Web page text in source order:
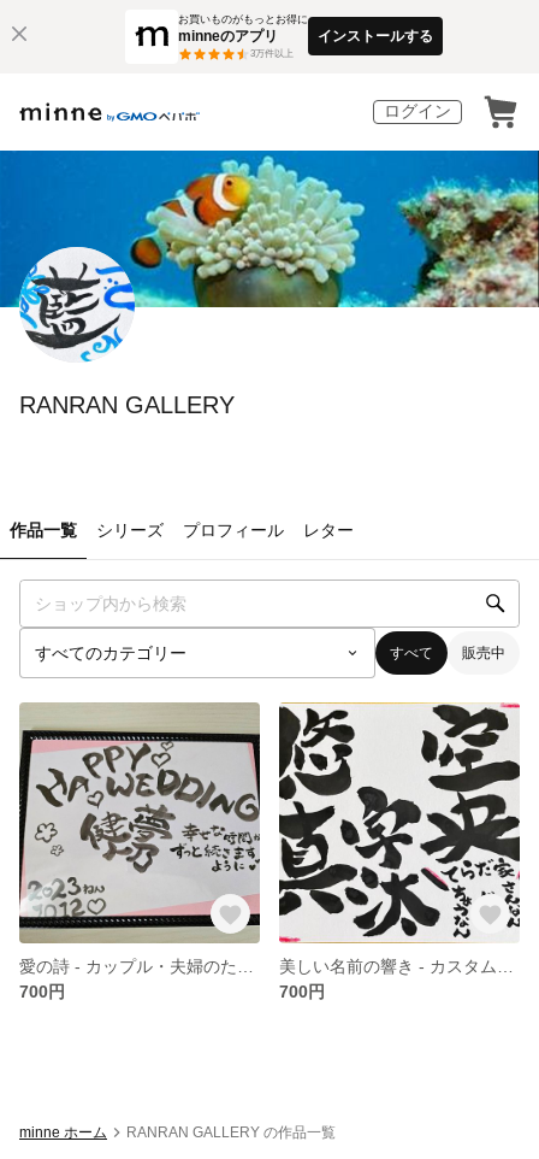
お買いものがもっとお得に
minneのアプリ
3万件以上
インストールする
ログイン
RANRAN GALLERY
作品一覧 シリーズ プロフィール レター
すべて 販売中
700円
700円
minne ホーム RANRAN GALLERY の作品一覧